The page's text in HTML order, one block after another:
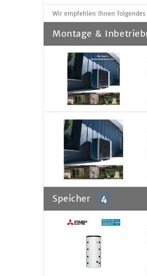
Wir empfehlen Ihnen folgendes
Montage &
Speicher 4